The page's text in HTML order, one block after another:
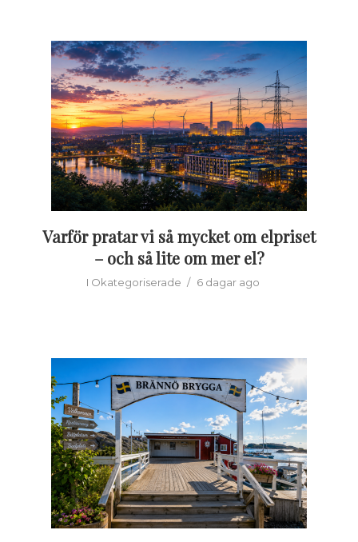
Varför pratar vi så mycket om elpriset
– och så lite om mer el?
I Okategoriserade 6 dagar ago